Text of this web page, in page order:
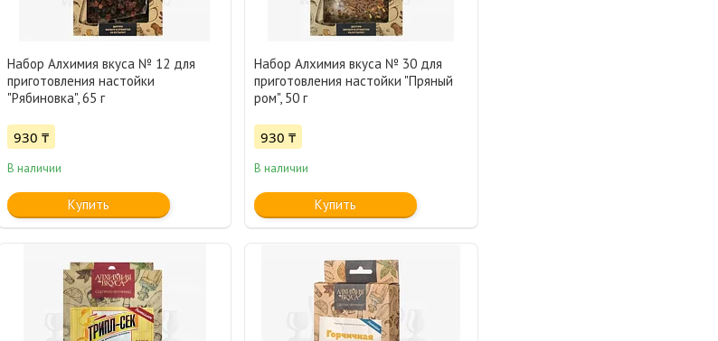
Набор Алхимия вкуса № 12 для
приготовления настойки
"Рябиновка", 65 г
930 ₸
В наличии
Купить
Набор Алхимия вкуса № 30 для
приготовления настойки "Пряный
ром", 50 г
930 ₸
В наличии
Купить